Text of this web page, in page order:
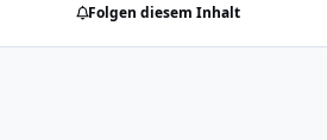
Folgen diesem Inhalt